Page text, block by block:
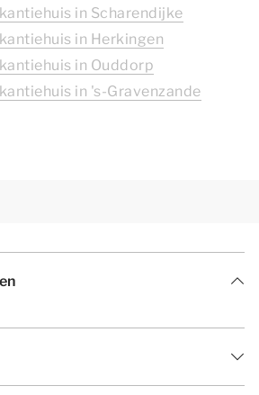
in Scharendijke
in Herkingen
in Ouddorp
in 's-Gravenzande